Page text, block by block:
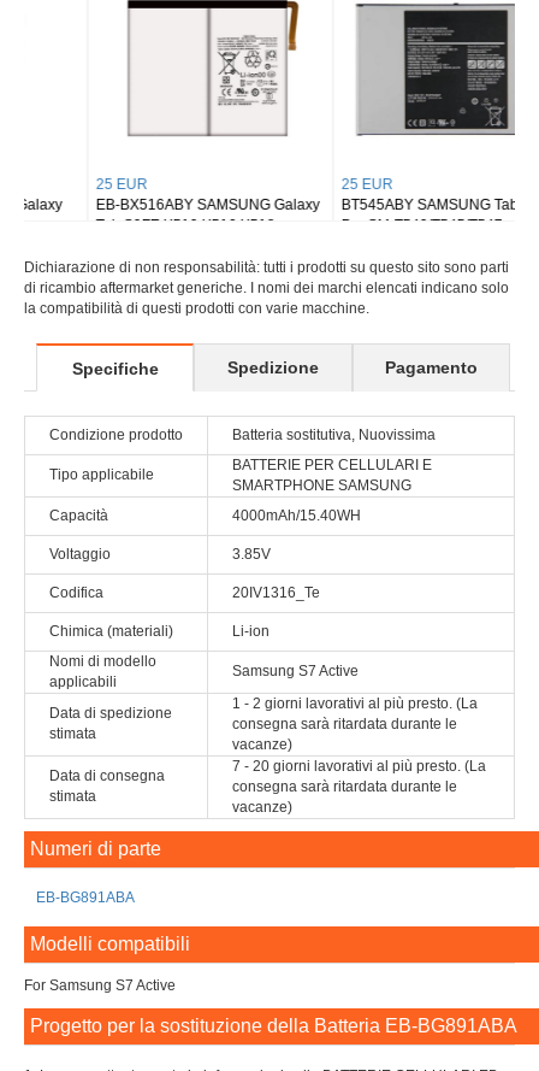
EB-BX516ABY SAMSUNG Galaxy
Tab S9FE X510 X516 X518
BT545ABY SAMSUNG Tab Active
Pro SM-T540/T545/T547
Dichiarazione di non responsabilità: tutti i prodotti su questo sito sono parti
di ricambio aftermarket generiche. I nomi dei marchi elencati indicano solo
la compatibilità di questi prodotti con varie macchine.
Specifiche Spedizione Pagamento
Condizione prodotto Batteria sostitutiva, Nuovissima
Tipo applicabile
BATTERIE PER CELLULARI E
SMARTPHONE SAMSUNG
Capacità
4000mAh/15.40WH
Voltaggio 3.85V
Codifica 20IV1316_Te
Chimica (materiali)
Li-ion
Nomi di modello
applicabili
Samsung S7 Active
Data di spedizione
stimata
1 - 2 giorni lavorativi al più presto. (La
consegna sarà ritardata durante le
vacanze)
Data di consegna
stimata
7 - 20 giorni lavorativi al più presto. (La
consegna sarà ritardata durante le
vacanze)
Numeri di parte
EB-BG891ABA
Modelli compatibili
For Samsung S7 Active
Progetto per la sostituzione della Batteria EB-BG891ABA